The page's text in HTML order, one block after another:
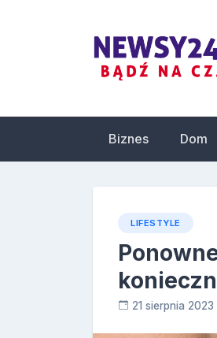
Biznes Dom
LIFESTYLE
21 sierpnia 2023